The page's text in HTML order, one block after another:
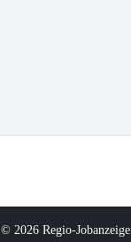
© 2026 Regio-